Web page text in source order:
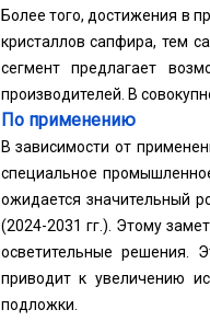
Более того, достижения в
кристаллов сапфира, тем
сегмент предлагает
производителей. В
По применению
В зависимости от
специальное
ожидается значительный
(2024-2031 гг.). Этому
осветительные решения.
приводит к увеличению
подложки.